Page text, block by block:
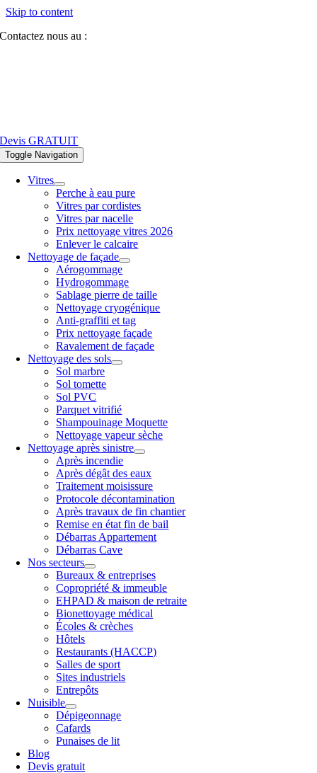
Skip to content
Contactez nous au :
Devis GRATUIT
Toggle Navigation
Vitres
Perche à eau pure
Vitres par cordistes
Vitres par nacelle
Prix nettoyage vitres 2026
Enlever le calcaire
Nettoyage de façade
Aérogommage
Hydrogommage
Sablage pierre de taille
Nettoyage cryogénique
Anti-graffiti et tag
Prix nettoyage façade
Ravalement de façade
Nettoyage des sols
Sol marbre
Sol tomette
Sol PVC
Parquet vitrifié
Shampouinage Moquette
Nettoyage vapeur sèche
Nettoyage après sinistre
Après incendie
Après dégât des eaux
Traitement moisissure
Protocole décontamination
Après travaux de fin chantier
Remise en état fin de bail
Débarras Appartement
Débarras Cave
Nos secteurs
Bureaux & entreprises
Copropriété & immeuble
EHPAD & maison de retraite
Bionettoyage médical
Écoles & crèches
Hôtels
Restaurants (HACCP)
Salles de sport
Sites industriels
Entrepôts
Nuisible
Dépigeonnage
Cafards
Punaises de lit
Blog
Devis gratuit